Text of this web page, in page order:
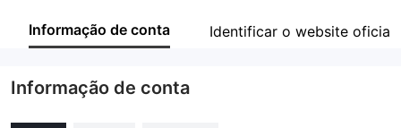
Empresa
Informação de conta Identificar o website oficial
Informação de conta